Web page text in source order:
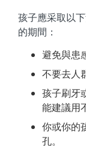
孩子應采取以
的期間：
避免與患
不要去人
孩子刷牙
能建議用
你或你的
孔。